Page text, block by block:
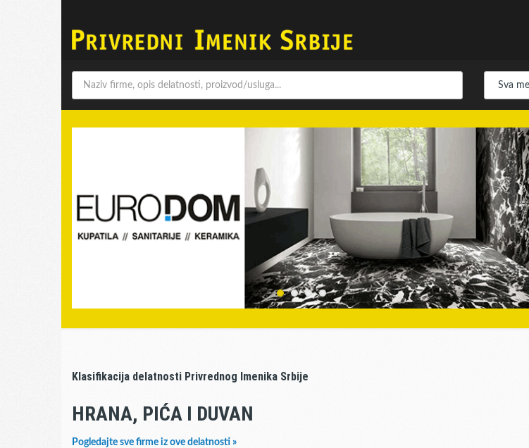
Klasifikacija delatnosti Privrednog Imenika Srbije
HRANA, PIĆA I DUVAN
Pogledajte sve firme iz ove delatnosti »